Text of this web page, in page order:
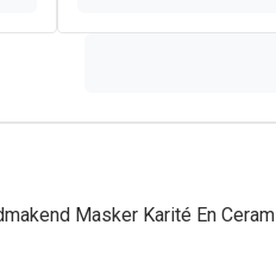
Masker Karité En